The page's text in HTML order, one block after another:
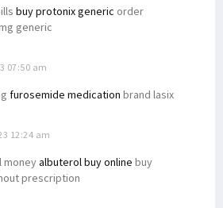
buy protonix generic order
generic
07:50 am
furosemide medication brand lasix
12:24 am
moneyalbuterol buy online buy
prescription